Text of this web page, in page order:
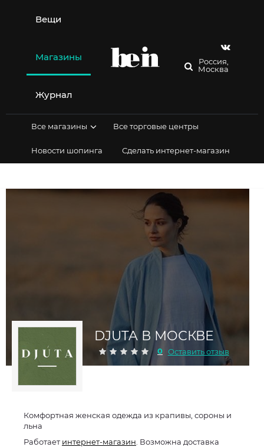
содержимому
Вещи
Магазины
Журнал
Россия,
Москва
Все магазины Все торговые центры
Новости шопинга Сделать интернет-магазин
DJUTA В МОСКВЕ
0 Оставить отзыв
Комфортная женская одежда из крапивы, сороны и
льна
Работаетинтернет-магазин . Возможна доставка